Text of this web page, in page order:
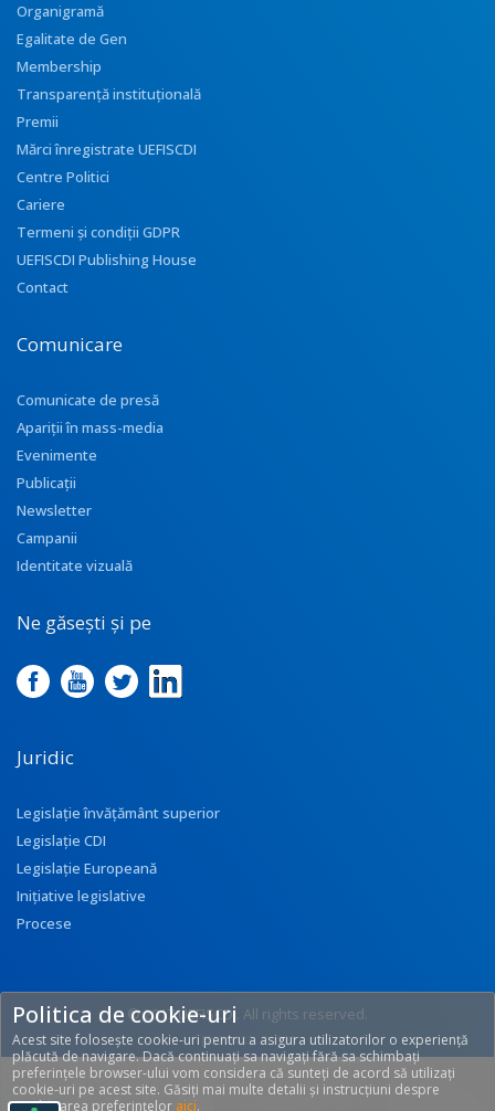
Organigramă
Egalitate de Gen
Membership
Transparenţă instituţională
Premii
Mărci înregistrate UEFISCDI
Centre Politici
Cariere
Termeni și condiții GDPR
UEFISCDI Publishing House
Contact
Comunicare
Comunicate de presă
Apariţii în mass-media
Evenimente
Publicații
Newsletter
Campanii
Identitate vizuală
Ne găsești și pe
Juridic
Legislație învățământ superior
Legislație CDI
Legislație Europeană
Inițiative legislative
Procese
© 2017 UEFISCDI. All rights reserved.
[T: 0.3133, O: 92]
Politica de cookie-uri
Acest site folosește cookie-uri pentru a asigura utilizatorilor o experiență
plăcută de navigare. Dacă continuați sa navigați fără sa schimbați
preferințele browser-ului vom considera că sunteți de acord să utilizați
cookie-uri pe acest site. Găsiți mai multe detalii și instrucțiuni despre
modificarea preferințelor aici.